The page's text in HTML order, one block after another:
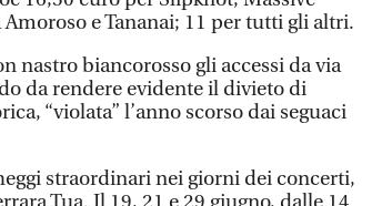
e Tananai; 11 per tutti gli altri.
nastro biancorosso gli accessi da via
da rendere evidente il divieto di
“violata” l’anno scorso dai seguaci
straordinari nei giorni dei concerti,